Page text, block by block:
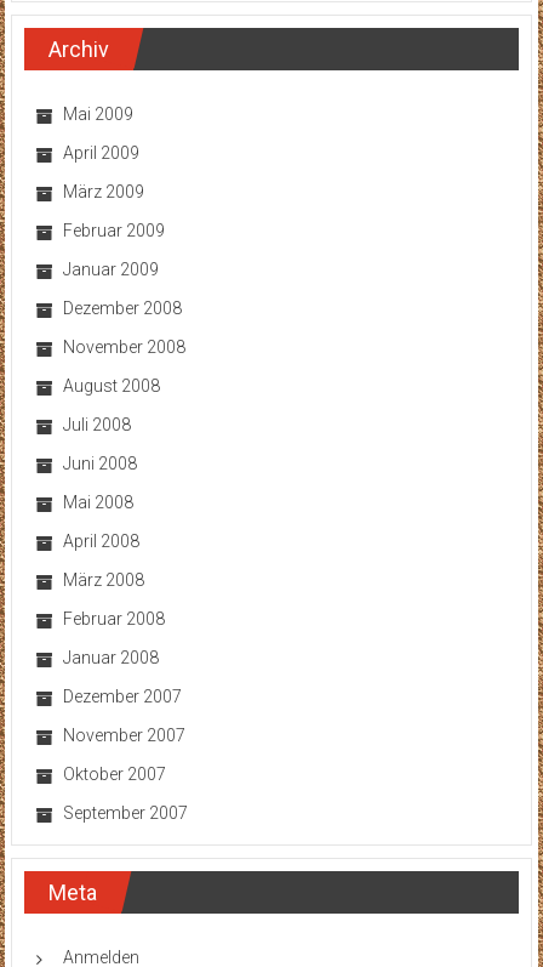
Archiv
Mai 2009
April 2009
März 2009
Februar 2009
Januar 2009
Dezember 2008
November 2008
August 2008
Juli 2008
Juni 2008
Mai 2008
April 2008
März 2008
Februar 2008
Januar 2008
Dezember 2007
November 2007
Oktober 2007
September 2007
Meta
Anmelden